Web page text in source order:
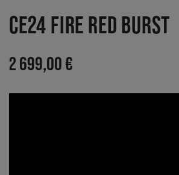
CE24 FIRE RED BURST
2 699,00 €